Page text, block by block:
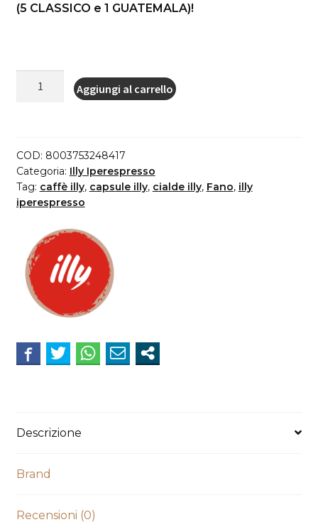
(5 CLASSICO e 1 GUATEMALA)!
Tostato,
6
Confezioni
da
Capsule,
Totale
108
Capsule
e
1GUATEMALA)
Aggiungi al carrello
COD: 8003753248417
Categoria: Illy Iperespresso
Tag: caffè illy, capsule illy, cialde illy, Fano, illy
iperespresso
Descrizione
Brand
Recensioni (0)